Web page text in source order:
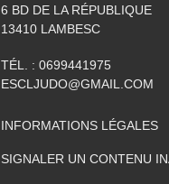
6 BD DE LA RÉPUBLIQUE
13410 LAMBESC
TÉL. : 0699441975
ESCLJUDO@GMAIL.COM
INFORMATIONS LÉGALES
SIGNALER UN CONTENU